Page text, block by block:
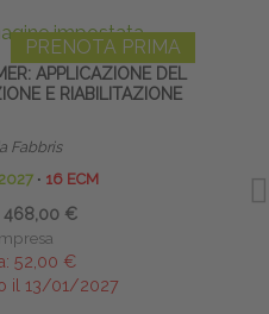
PRENOTA PRIMA
APPLICAZIONE DEL
E RIABILITAZIONE
Fabbris
∙ 16 ECM
468,00 €
52,00 €
il 13/01/2027